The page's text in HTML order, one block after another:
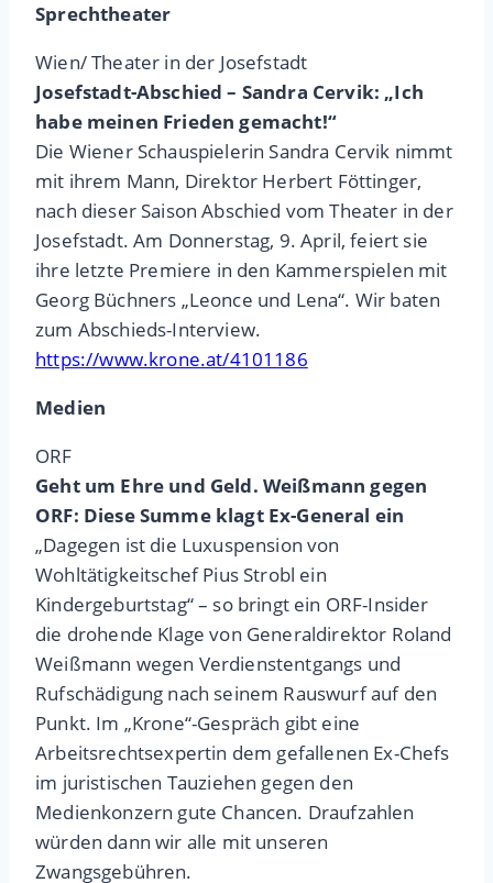
Sprechtheater
Wien/ Theater in der Josefstadt
Josefstadt-Abschied – Sandra Cervik: „Ich
habe meinen Frieden gemacht!“
Die Wiener Schauspielerin Sandra Cervik nimmt
mit ihrem Mann, Direktor Herbert Föttinger,
nach dieser Saison Abschied vom Theater in der
Josefstadt. Am Donnerstag, 9. April, feiert sie
ihre letzte Premiere in den Kammerspielen mit
Georg Büchners „Leonce und Lena“. Wir baten
zum Abschieds-Interview.
https://www.krone.at/4101186
Medien
ORF
Geht um Ehre und Geld. Weißmann gegen
ORF: Diese Summe klagt Ex-General ein
„Dagegen ist die Luxuspension von
Wohltätigkeitschef Pius Strobl ein
Kindergeburtstag“ – so bringt ein ORF-Insider
die drohende Klage von Generaldirektor Roland
Weißmann wegen Verdienstentgangs und
Rufschädigung nach seinem Rauswurf auf den
Punkt. Im „Krone“-Gespräch gibt eine
Arbeitsrechtsexpertin dem gefallenen Ex-Chefs
im juristischen Tauziehen gegen den
Medienkonzern gute Chancen. Draufzahlen
würden dann wir alle mit unseren
Zwangsgebühren.